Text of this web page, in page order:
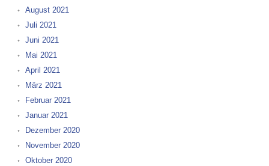
August 2021
Juli 2021
Juni 2021
Mai 2021
April 2021
März 2021
Februar 2021
Januar 2021
Dezember 2020
November 2020
Oktober 2020